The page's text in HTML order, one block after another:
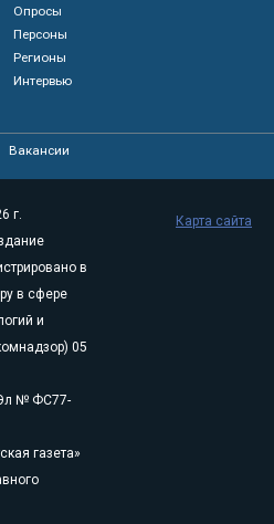
Опросы
Персоны
Регионы
Интервью
Вакансии
г.
в
в сфере
и
05
Эл № ФС77-
газета»
Карта сайта